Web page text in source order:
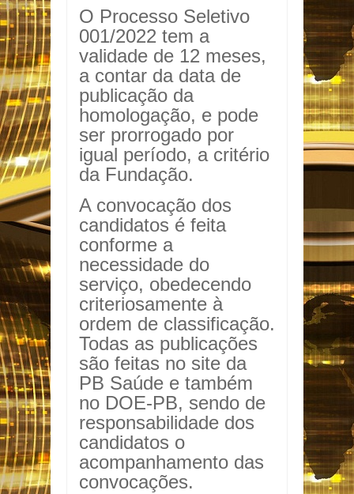
O Processo Seletivo
001/2022 tem a
validade de 12 meses,
a contar da data de
publicação da
homologação, e pode
ser prorrogado por
igual período, a critério
da Fundação.
A convocação dos
candidatos é feita
conforme a
necessidade do
serviço, obedecendo
criteriosamente à
ordem de classificação.
Todas as publicações
são feitas no site da
PB Saúde e também
no DOE-PB, sendo de
responsabilidade dos
candidatos o
acompanhamento das
convocações.